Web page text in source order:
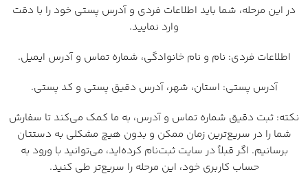
در این مرحله، شما باید اطلاعات فردی و آدرس پستی خود را با دقت
وارد نمایید.
اطلاعات فردی: نام و نام خانوادگی، شماره تماس و آدرس ایمیل.
آدرس پستی: استان، شهر، آدرس دقیق پستی و کد پستی.
نکته: ثبت دقیق شماره تماس و آدرس، به ما کمک می‌کند تا سفارش
شما را در سریع‌ترین زمان ممکن و بدون هیچ مشکلی به دستتان
برسانیم. اگر قبلاً در سایت ثبت‌نام کرده‌اید، می‌توانید با ورود به
حساب کاربری خود، این مرحله را سریع‌تر طی کنید.